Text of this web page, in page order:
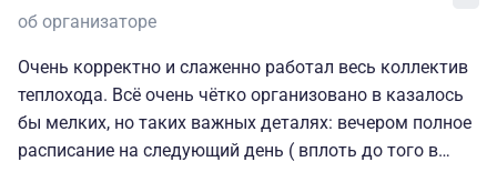
об организаторе
Очень корректно и слаженно работал весь коллектив
теплохода. Всё очень чётко организовано в казалось
бы мелких, но таких важных деталях: вечером полное
расписание на следующий день ( вплоть до того в